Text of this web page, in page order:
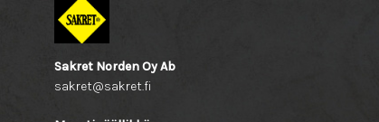
Sakret Norden Oy Ab
sakret@sakret.fi